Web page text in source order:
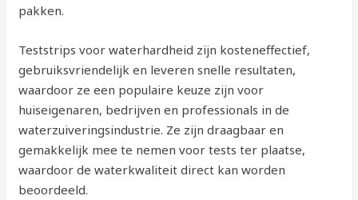
pakken.
Teststrips voor waterhardheid zijn kosteneffectief,
gebruiksvriendelijk en leveren snelle resultaten,
waardoor ze een populaire keuze zijn voor
huiseigenaren, bedrijven en professionals in de
waterzuiveringsindustrie. Ze zijn draagbaar en
gemakkelijk mee te nemen voor tests ter plaatse,
waardoor de waterkwaliteit direct kan worden
beoordeeld.